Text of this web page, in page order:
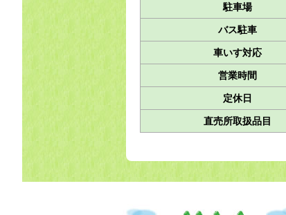
駐車場
バス駐車
車いす対応
営業時間
定休日
直売所取扱品目